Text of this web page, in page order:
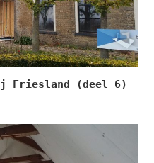
Friesland (deel 6)